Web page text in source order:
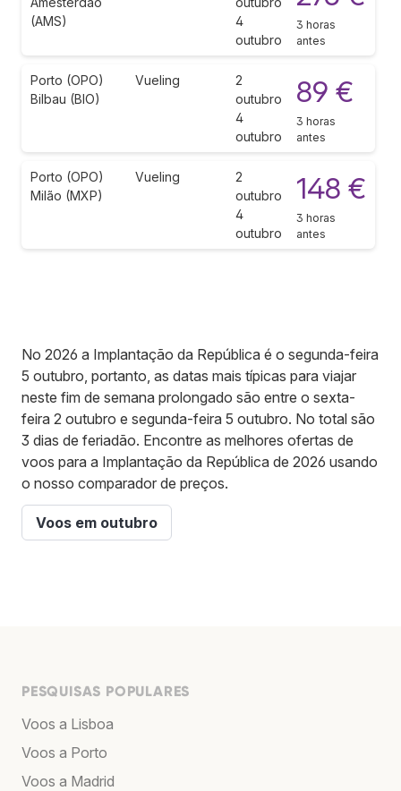
(AMS)
4
outubro
3 horas
antes
Porto (OPO)
Bilbau (BIO)
Vueling
2
outubro
4
outubro
89 €
3 horas
antes
Porto (OPO)
Milão (MXP)
Vueling
2
outubro
4
outubro
148 €
3 horas
antes
No 2026 a Implantação da República é o segunda-feira
5 outubro, portanto, as datas mais típicas para viajar
neste fim de semana prolongado são entre o sexta-
feira 2 outubro e segunda-feira 5 outubro. No total são
3 dias de feriadão. Encontre as melhores ofertas de
voos para a Implantação da República de 2026 usando
o nosso comparador de preços.
Voos em outubro
PESQUISAS POPULARES
Voos a Lisboa
Voos a Porto
Voos a Madrid